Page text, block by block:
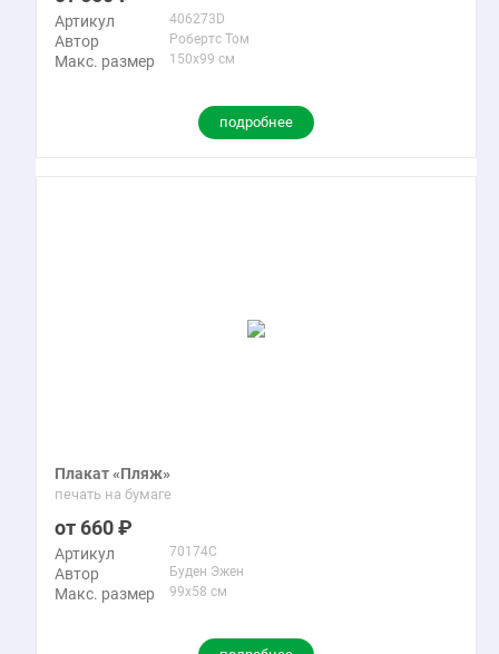
Артикул 406273D
Автор Робертс Том
Макс. размер 150x99 см
подробнее
Плакат «Пляж»
печать на бумаге
660
Артикул 70174C
Автор Буден Эжен
Макс. размер 99x58 см